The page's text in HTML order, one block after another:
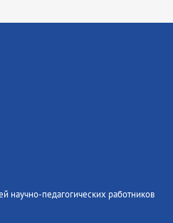
научно-педагогических работников